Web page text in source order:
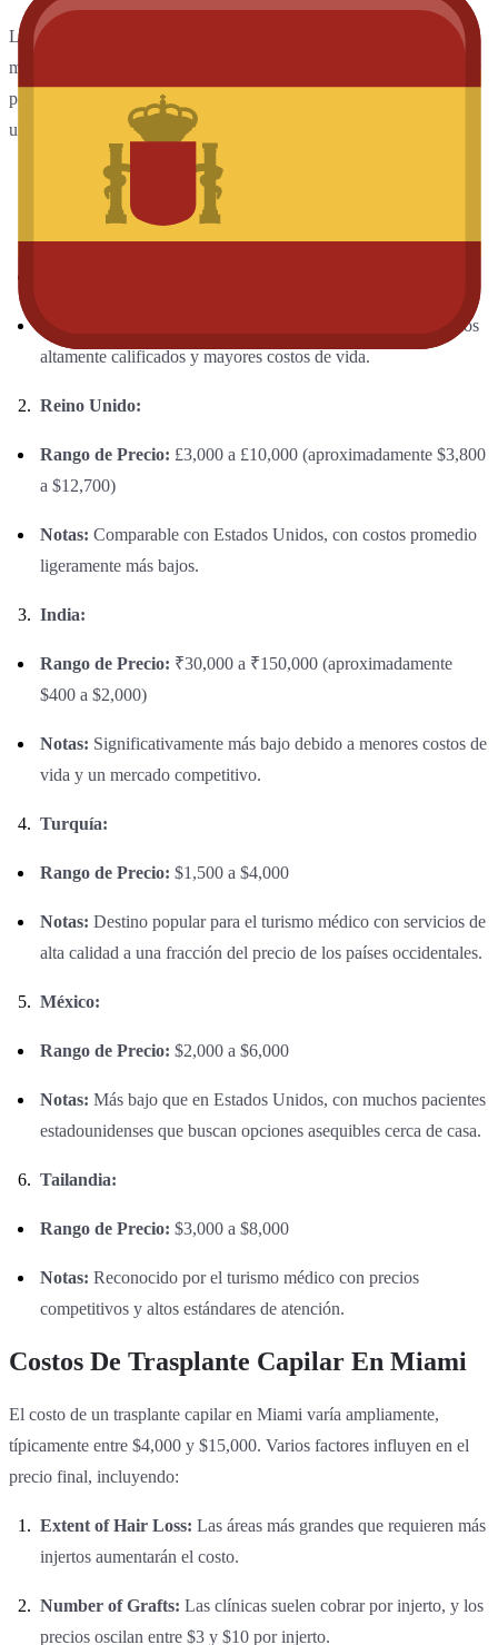
Los costos del trasplante capilar varían ampliamente en todo el
mundo, influenciados por los factores mencionados anteriormente y
por las condiciones económicas locales. A continuación, se muestra
una comparación de los costos promedio en diferentes regiones:
Estados Unidos:
Notas:
Alto debido a la tecnología médica avanzada, cirujanos
altamente calificados y mayores costos de vida.
Reino Unido:
Rango de Precio: £3,000 a £10,000 (aproximadamente $3,800
a $12,700)
Notas: Comparable con Estados Unidos, con costos promedio
ligeramente más bajos.
India:
Rango de Precio: ₹30,000 a ₹150,000 (aproximadamente
$400 a $2,000)
Notas: Significativamente más bajo debido a menores costos de
vida y un mercado competitivo.
Turquía:
Rango de Precio: $1,500 a $4,000
Notas: Destino popular para el turismo médico con servicios de
alta calidad a una fracción del precio de los países occidentales.
México:
Rango de Precio: $2,000 a $6,000
Notas: Más bajo que en Estados Unidos, con muchos pacientes
estadounidenses que buscan opciones asequibles cerca de casa.
Tailandia:
Rango de Precio: $3,000 a $8,000
Notas: Reconocido por el turismo médico con precios
competitivos y altos estándares de atención.
Costos De Trasplante Capilar En Miami
El costo de un trasplante capilar en Miami varía ampliamente,
típicamente entre $4,000 y $15,000. Varios factores influyen en el
precio final, incluyendo:
Extent of Hair Loss: Las áreas más grandes que requieren más
injertos aumentarán el costo.
Number of Grafts: Las clínicas suelen cobrar por injerto, y los
precios oscilan entre $3 y $10 por injerto.